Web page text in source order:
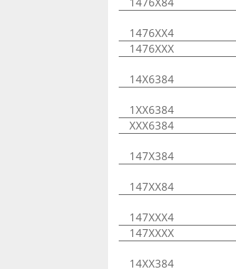
1476XX4
1476XXX
14X6384
1XX6384
XXX6384
147X384
147XX84
147XXX4
147XXXX
14XX384